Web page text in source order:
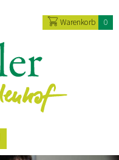
Warenkorb 0